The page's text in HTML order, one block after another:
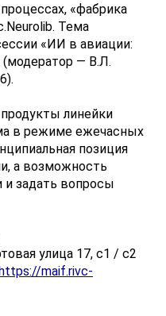
«фабрика
Тема
«ИИ в авиации:
— В.Л.
линейки
в режиме ежечасных
позиция
а возможность
задать вопросы
улица 17, с1 / c2
maif.rivc-